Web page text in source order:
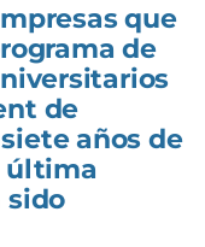
que
de
de
años de
última
sido